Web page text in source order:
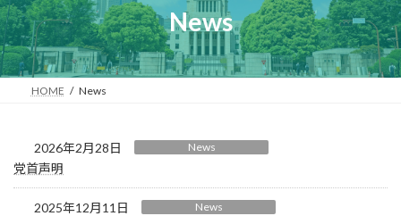
ス
キ
ッ
プ
ン
に
移
動
News
HOME News
2026年2月28日 News
党首声明
2025年12月11日 News